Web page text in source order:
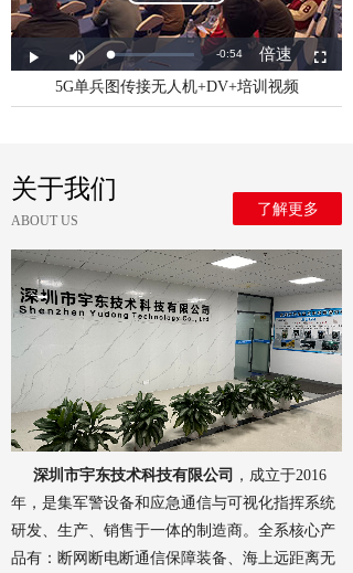
5G单兵图传接无人机+DV+培训视频
了解更多
ABOUT US
关于我们
深圳市宇东技术科技有限公司
，成立于2016
年，是集军警设备和应急通信与可视化指挥系统
研发、生产、销售于一体的制造商。全系核心产
品有：断网断电断通信保障装备、海上远距离无